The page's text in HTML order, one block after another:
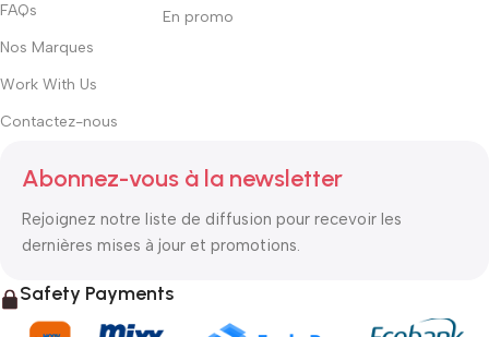
FAQs
Nos Marques
Work With Us
Contactez-nous
En promo
Abonnez-vous à la newsletter
Rejoignez notre liste de diffusion pour recevoir les
dernières mises à jour et promotions.
Safety Payments